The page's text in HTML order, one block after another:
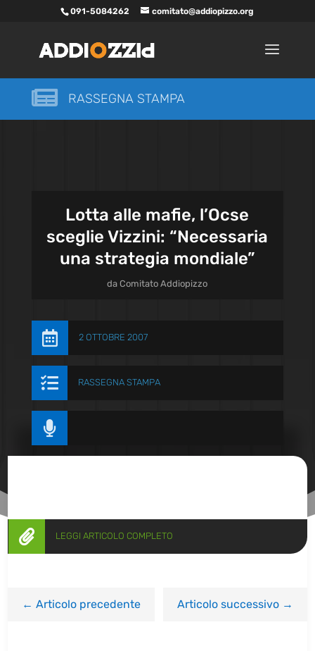
091-5084262 comitato@addiopizzo.org
 RASSEGNA STAMPA
Lotta alle mafie, l’Ocse
sceglie Vizzini: “Necessaria
una strategia mondiale”
daComitato Addiopizzo
 2 OTTOBRE 2007
 RASSEGNA STAMPA

 LEGGI ARTICOLO COMPLETO
←Articolo precedente Articolo successivo→